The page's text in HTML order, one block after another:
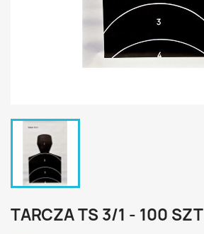
TARCZA TS 3/1 - 100 SZT